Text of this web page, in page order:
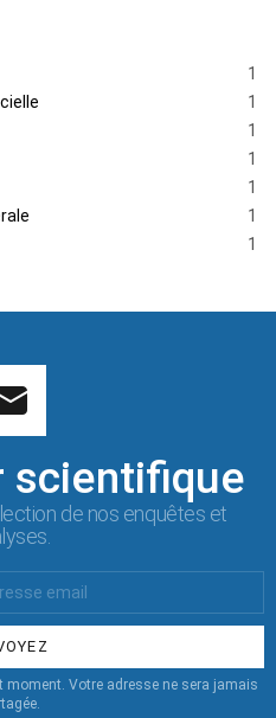
1
1
1
1
1
1
1
scientifique
de nos enquêtes et
Votre adresse ne sera jamais